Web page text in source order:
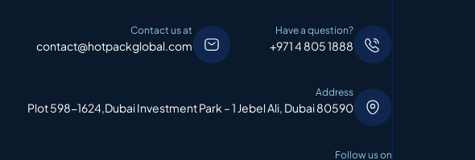
Have a question?
+971 4 805 1888
Contact us at
contact@hotpackglobal.com
Address
Plot 598-1624,Dubai Investment Park – 1 Jebel Ali, Dubai 80590
Follow us on